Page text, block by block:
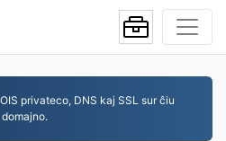
privateco, DNS kaj SSL sur ĉiu
domajno.